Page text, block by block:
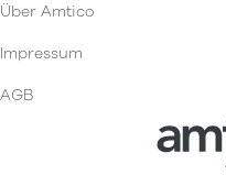
Über Amtico
Impressum
AGB